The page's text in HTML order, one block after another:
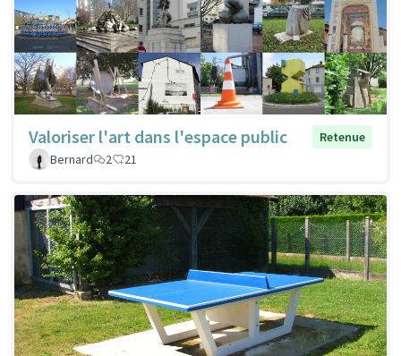
Valoriser l'art dans l'espace public
Retenue
Bernard
2 21